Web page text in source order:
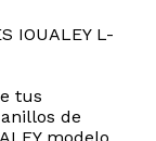
IOUALEY L-
tus
de